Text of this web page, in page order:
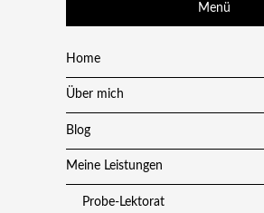
Menü
Home
Über mich
Blog
Meine Leistungen
Probe-Lektorat